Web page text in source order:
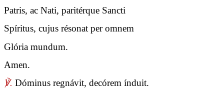
Patris, ac Nati, paritérque Sancti
Spíritus, cujus résonat per omnem
Glória mundum.
Amen.
℣. Dóminus regnávit, decórem índuit.